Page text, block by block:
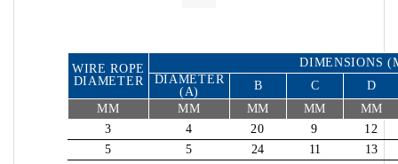
WIRE ROPE
DIAMETER
DIMENSIONS
DIAMETER
(A)
B C
D
MM
MM MM MM
MM
3
4 20 9
12
5
5 24 11
13